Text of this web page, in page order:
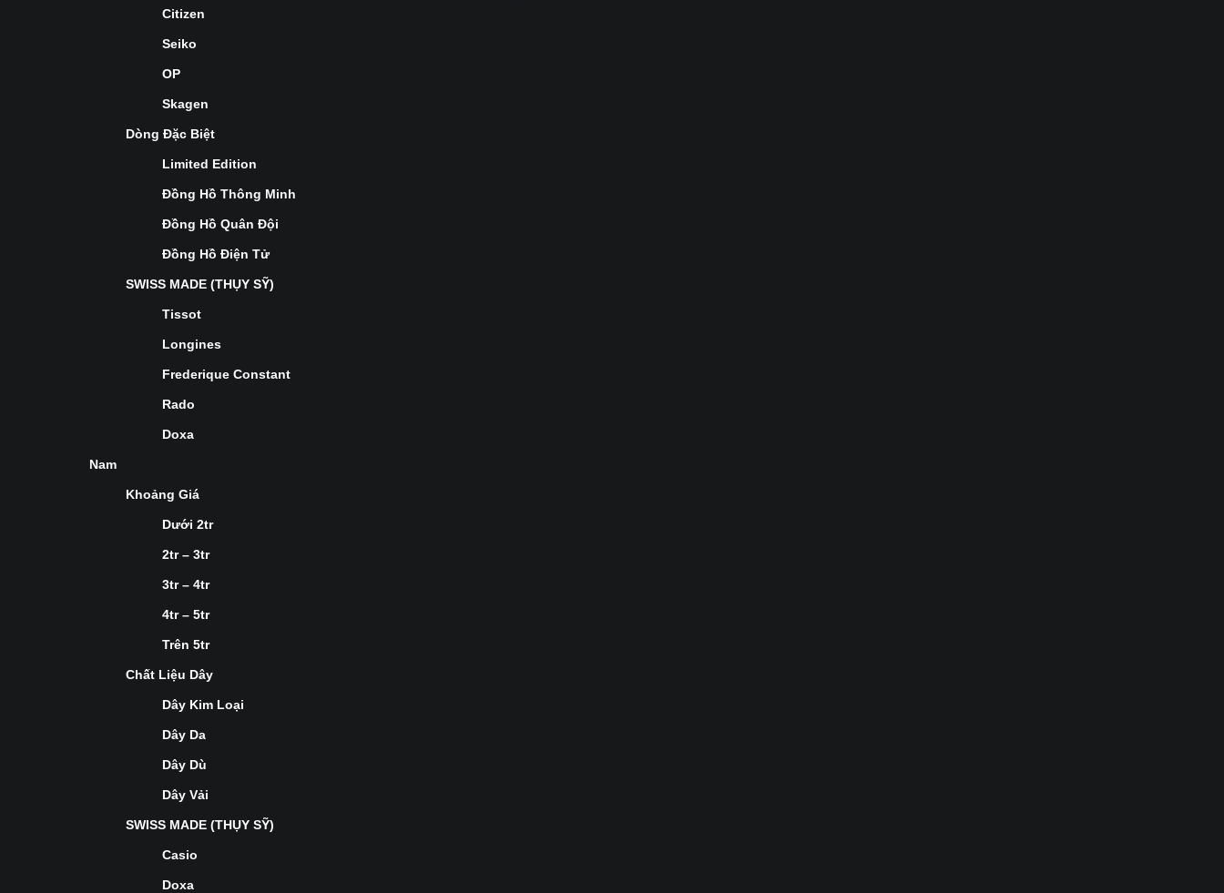
Citizen
Seiko
OP
Skagen
Dòng Đặc Biệt
Limited Edition
Đồng Hồ Thông Minh
Đồng Hồ Quân Đội
Đồng Hồ Điện Tử
SWISS MADE (THỤY SỸ)
Tissot
Longines
Frederique Constant
Rado
Doxa
Nam
Khoảng Giá
Dưới 2tr
2tr – 3tr
3tr – 4tr
4tr – 5tr
Trên 5tr
Chất Liệu Dây
Dây Kim Loại
Dây Da
Dây Dù
Dây Vải
SWISS MADE (THỤY SỸ)
Casio
Doxa